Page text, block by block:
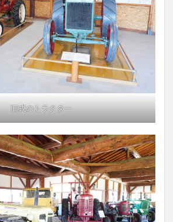
旧式のトラクター